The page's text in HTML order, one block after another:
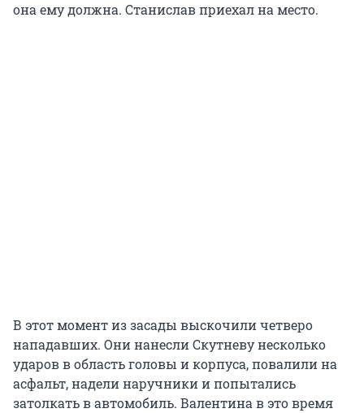
она ему должна. Станислав приехал на место.
В этот момент из засады выскочили четверо
нападавших. Они нанесли Скутневу несколько
ударов в область головы и корпуса, повалили на
асфальт, надели наручники и попытались
затолкать в автомобиль. Валентина в это время